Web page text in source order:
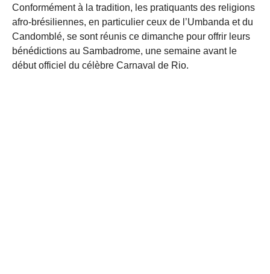
Conformément à la tradition, les pratiquants des religions
afro-brésiliennes, en particulier ceux de l’Umbanda et du
Candomblé, se sont réunis ce dimanche pour offrir leurs
bénédictions au Sambadrome, une semaine avant le
début officiel du célèbre Carnaval de Rio.